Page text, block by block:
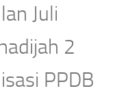
Juli
2
PPDB